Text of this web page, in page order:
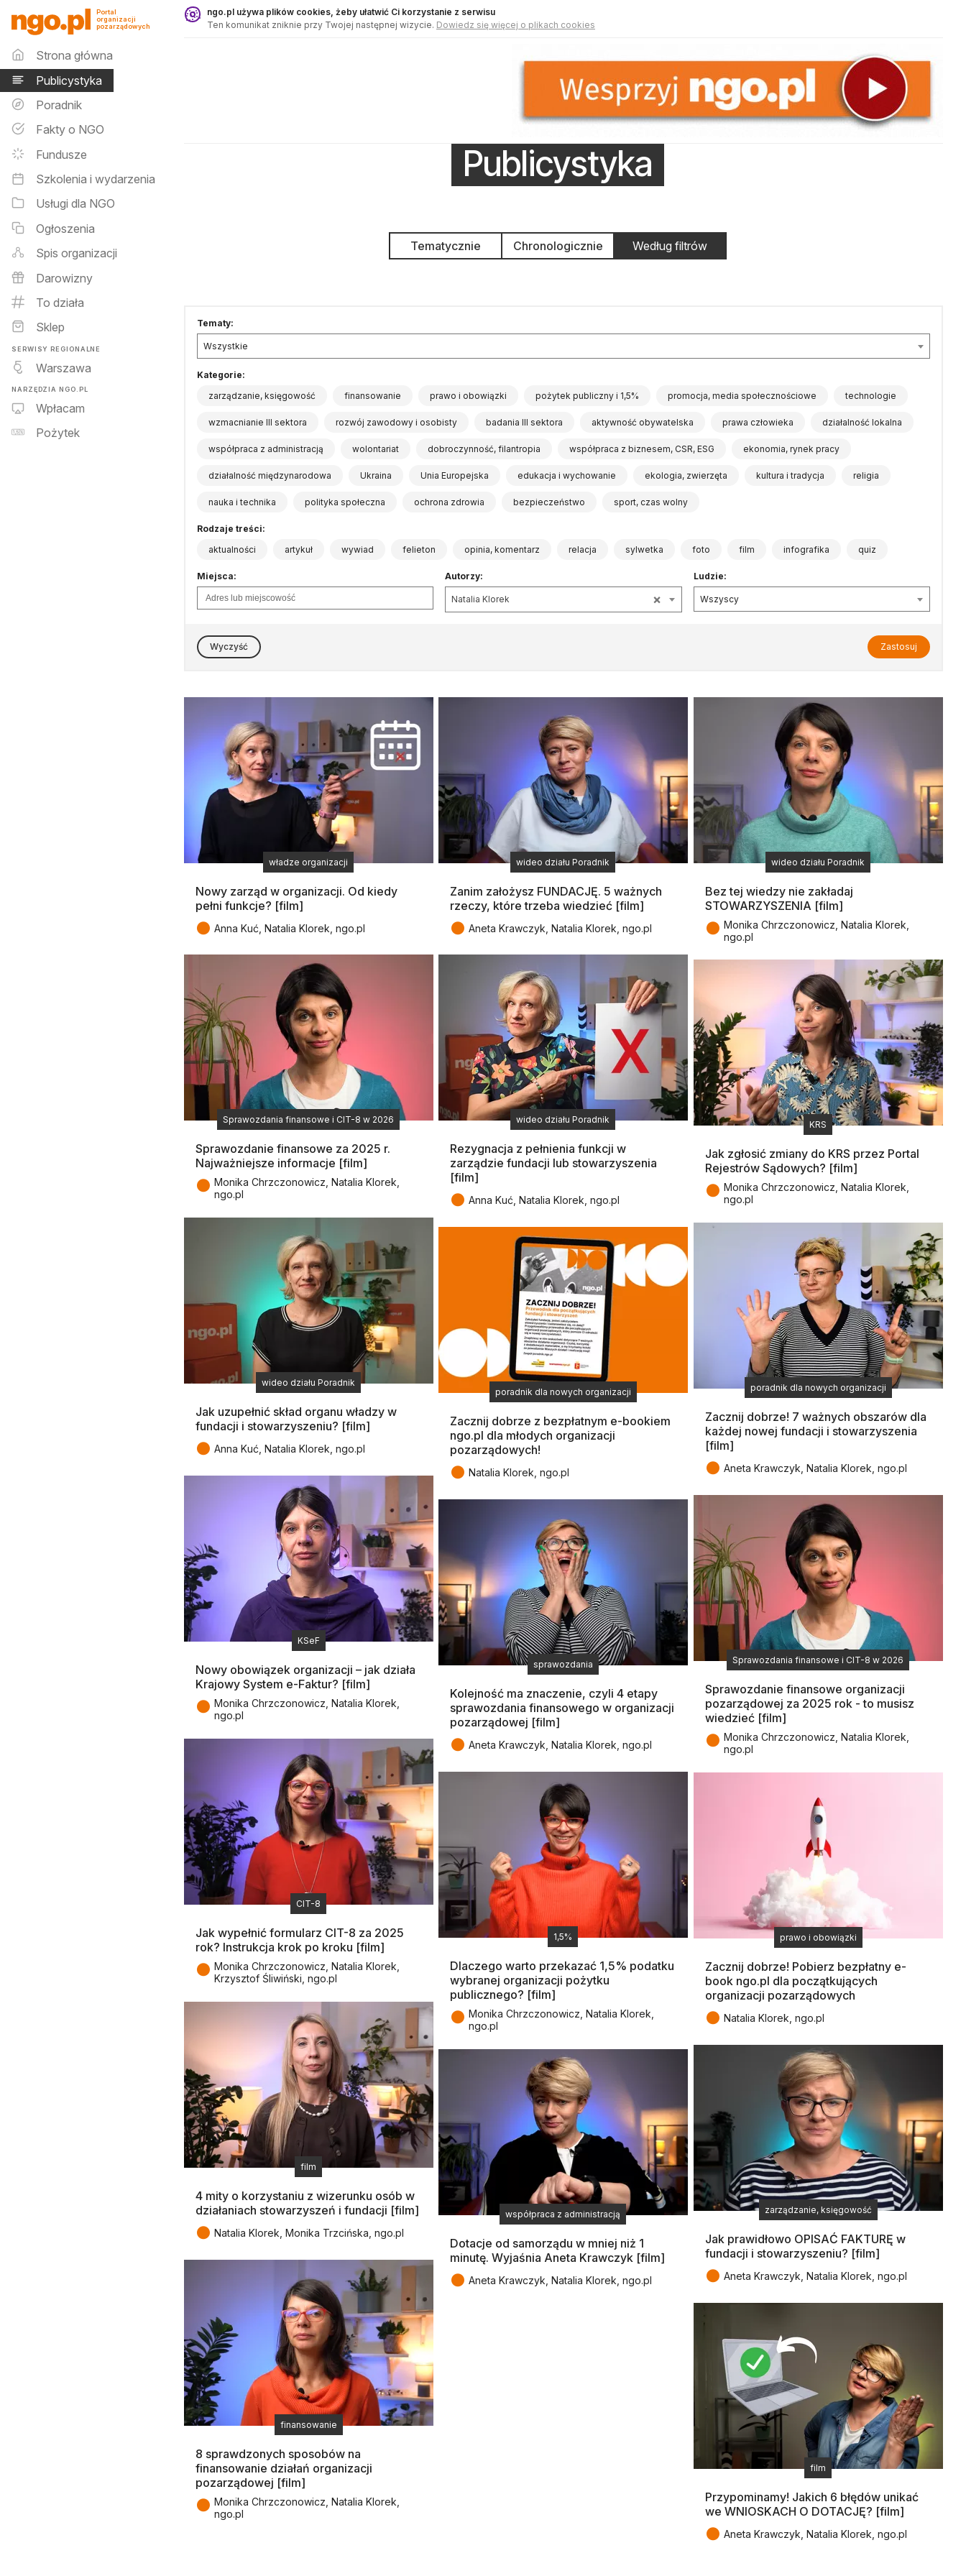
Publicystyka - ngo.pl
Portal
organizacji
pozarządowych
Menu główne
Strona główna
Publicystyka
Poradnik
Fakty o NGO
Fundusze
Szkolenia i wydarzenia
Usługi dla NGO
Ogłoszenia
Spis organizacji
Darowizny
To działa
Sklep
SERWISY REGIONALNE
Warszawa
NARZĘDZIA NGO.PL
Wpłacam
Pożytek
ngo.pl używa plików cookies, żeby ułatwić Ci korzystanie z serwisu
Ten komunikat zniknie przy Twojej następnej wizycie. Dowiedz się więcej o plikach cookies
Publicystyka
Tematycznie Chronologicznie Według filtrów
Tematy:
Wszystkie
Kategorie:
zarządzanie, księgowość
finansowanie prawo i obowiązki pożytek publiczny i 1,5% promocja, media społecznościowe technologie
wzmacnianie III sektora rozwój zawodowy i osobisty badania III sektora aktywność obywatelska prawa człowieka działalność lokalna
współpraca z administracją wolontariat dobroczynność, filantropia współpraca z biznesem, CSR, ESG ekonomia, rynek pracy
działalność międzynarodowa Ukraina Unia Europejska edukacja i wychowanie ekologia, zwierzęta kultura i tradycja religia
nauka i technika polityka społeczna ochrona zdrowia bezpieczeństwo sport, czas wolny
Rodzaje treści:
aktualności
artykuł wywiad felieton opinia, komentarz relacja sylwetka foto film infografika quiz
Miejsca: Autorzy:
×
Natalia Klorek
Ludzie:
Wszyscy
Wyczyść Zastosuj
władze organizacji
Nowy zarząd w organizacji. Od kiedy
pełni funkcje? [film]
● Anna Kuć, Natalia Klorek, ngo.pl
wideo działu Poradnik
Zanim założysz FUNDACJĘ. 5 ważnych
rzeczy, które trzeba wiedzieć [film]
● Aneta Krawczyk, Natalia Klorek, ngo.pl
wideo działu Poradnik
Bez tej wiedzy nie zakładaj
STOWARZYSZENIA [film]
● Monika Chrzczonowicz, Natalia Klorek,
ngo.pl
Sprawozdania finansowe i CIT-8 w 2026
Sprawozdanie finansowe za 2025 r.
Najważniejsze informacje [film]
● Monika Chrzczonowicz, Natalia Klorek,
ngo.pl
wideo działu Poradnik
Rezygnacja z pełnienia funkcji w
zarządzie fundacji lub stowarzyszenia
[film]
● Anna Kuć, Natalia Klorek, ngo.pl
KRS
Jak zgłosić zmiany do KRS przez Portal
Rejestrów Sądowych? [film]
● Monika Chrzczonowicz, Natalia Klorek,
ngo.pl
wideo działu Poradnik
Jak uzupełnić skład organu władzy w
fundacji i stowarzyszeniu? [film]
● Anna Kuć, Natalia Klorek, ngo.pl
poradnik dla nowych organizacji
Zacznij dobrze! 7 ważnych obszarów dla
każdej nowej fundacji i stowarzyszenia
[film]
● Aneta Krawczyk, Natalia Klorek, ngo.pl
poradnik dla nowych organizacji
Zacznij dobrze z bezpłatnym e-bookiem
ngo.pl dla młodych organizacji
pozarządowych!
● Natalia Klorek, ngo.pl
KSeF
Nowy obowiązek organizacji – jak działa
Krajowy System e-Faktur? [film]
● Monika Chrzczonowicz, Natalia Klorek,
ngo.pl
Sprawozdania finansowe i CIT-8 w 2026
Sprawozdanie finansowe organizacji
pozarządowej za 2025 rok - to musisz
wiedzieć [film]
● Monika Chrzczonowicz, Natalia Klorek,
ngo.pl
sprawozdania
Kolejność ma znaczenie, czyli 4 etapy
sprawozdania finansowego w organizacji
pozarządowej [film]
● Aneta Krawczyk, Natalia Klorek, ngo.pl
CIT-8
Jak wypełnić formularz CIT-8 za 2025
rok? Instrukcja krok po kroku [film]
● Monika Chrzczonowicz, Natalia Klorek,
Krzysztof Śliwiński, ngo.pl
1,5%
Dlaczego warto przekazać 1,5% podatku
wybranej organizacji pożytku
publicznego? [film]
● Monika Chrzczonowicz, Natalia Klorek,
ngo.pl
prawo i obowiązki
Zacznij dobrze! Pobierz bezpłatny e-
book ngo.pl dla początkujących
organizacji pozarządowych
● Natalia Klorek, ngo.pl
film
4 mity o korzystaniu z wizerunku osób w
działaniach stowarzyszeń i fundacji [film]
● Natalia Klorek, Monika Trzcińska, ngo.pl
zarządzanie, księgowość
Jak prawidłowo OPISAĆ FAKTURĘ w
fundacji i stowarzyszeniu? [film]
● Aneta Krawczyk, Natalia Klorek, ngo.pl
współpraca z administracją
Dotacje od samorządu w mniej niż 1
minutę. Wyjaśnia Aneta Krawczyk [film]
● Aneta Krawczyk, Natalia Klorek, ngo.pl
finansowanie
8 sprawdzonych sposobów na
finansowanie działań organizacji
pozarządowej [film]
● Monika Chrzczonowicz, Natalia Klorek,
ngo.pl
film
Przypominamy! Jakich 6 błędów unikać
we WNIOSKACH O DOTACJĘ? [film]
● Aneta Krawczyk, Natalia Klorek, ngo.pl